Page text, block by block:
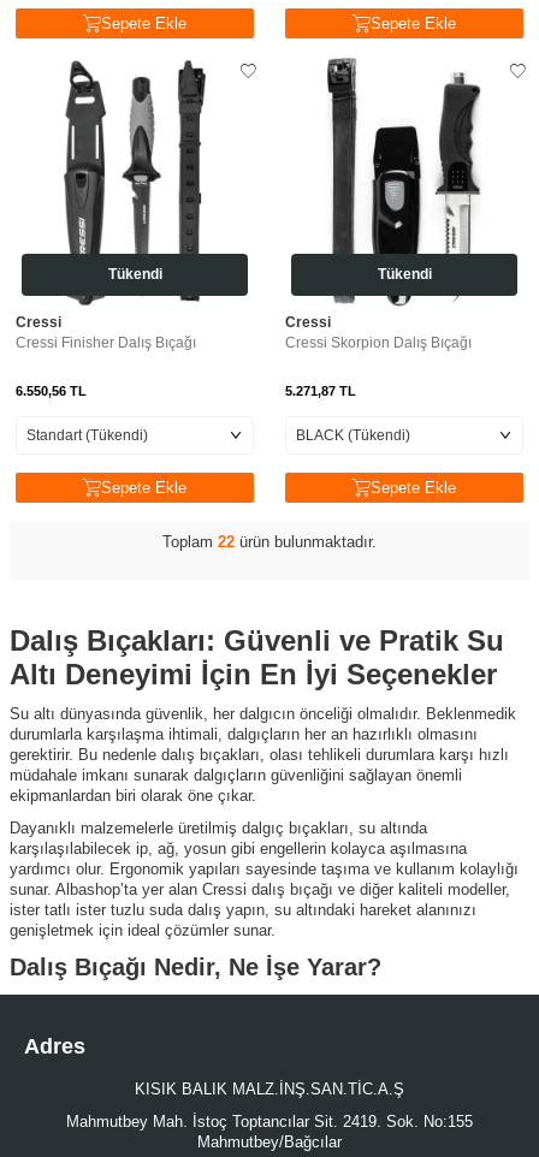
Sepete Ekle Sepete Ekle
Tükendi
Cressi
Cressi Finisher Dalış Bıçağı
6.550,56 TL
Sepete Ekle
Tükendi
Cressi
Cressi Skorpion Dalış Bıçağı
5.271,87 TL
Sepete Ekle
Toplam 22 ürün bulunmaktadır.
Dalış Bıçakları: Güvenli ve Pratik Su
Altı Deneyimi İçin En İyi Seçenekler
Su altı dünyasında güvenlik, her dalgıcın önceliği olmalıdır. Beklenmedik
durumlarla karşılaşma ihtimali, dalgıçların her an hazırlıklı olmasını
gerektirir. Bu nedenle dalış bıçakları, olası tehlikeli durumlara karşı hızlı
müdahale imkanı sunarak dalgıçların güvenliğini sağlayan önemli
ekipmanlardan biri olarak öne çıkar.
Dayanıklı malzemelerle üretilmiş dalgıç bıçakları, su altında
karşılaşılabilecek ip, ağ, yosun gibi engellerin kolayca aşılmasına
yardımcı olur. Ergonomik yapıları sayesinde taşıma ve kullanım kolaylığı
sunar. Albashop’ta yer alan Cressi dalış bıçağı ve diğer kaliteli modeller,
ister tatlı ister tuzlu suda dalış yapın, su altındaki hareket alanınızı
genişletmek için ideal çözümler sunar.
Dalış Bıçağı Nedir, Ne İşe Yarar?
güvenliğini ve hareket kabiliyetini artıran önemli bir ekipmandır. Genellikle
bıçaklar, dalgıcın su altında karşılaşabileceği beklenmedik durumlara karşı
Dalış bıçakları güvenlik sağlamanın yanı sıra dalış sırasında karşılaşılan
Adres
KISIK BALIK MALZ.İNŞ.SAN.TİC.A.Ş
Mahmutbey Mah. İstoç Toptancılar Sit. 2419. Sok. No:155
Mahmutbey/Bağcılar